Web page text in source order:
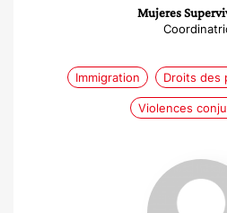
Mujeres
Immigration Droits des
Violences